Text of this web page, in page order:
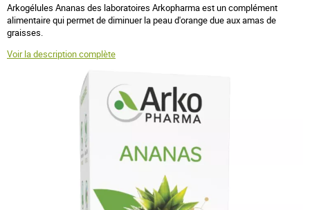
Arkogélules Ananas des laboratoires Arkopharma est un complément
alimentaire qui permet de diminuer la peau d'orange due aux amas de
graisses.
Voir la description complète